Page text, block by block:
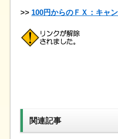
>> 100円からのＦＸ：キャ
関連記事